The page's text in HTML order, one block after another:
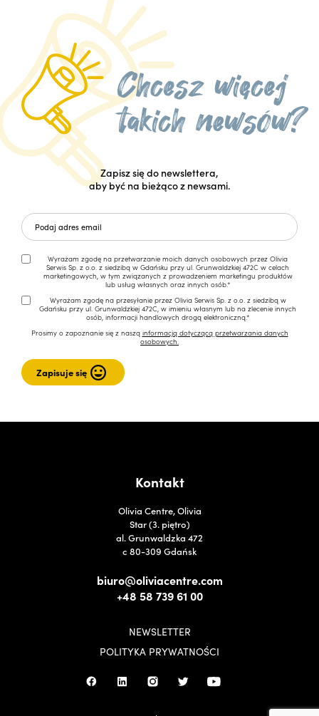
Zapisz się do newslettera,
aby być na bieżąco z newsami.
Wyrażam zgodę na przetwarzanie moich danych osobowych przez Olivia
Serwis Sp. z o.o. z siedzibą w Gdańsku przy ul. Grunwaldzkiej 472C w celach
marketingowych, w tym związanych z prowadzeniem marketingu produktów
lub usług własnych oraz innych osób.*
Wyrażam zgodę na przesyłanie przez Olivia Serwis Sp. z o.o. z siedzibą w
Gdańsku przy ul. Grunwaldzkiej 472C, w imieniu własnym lub na zlecenie innych
osób, informacji handlowych drogą elektroniczną.*
Prosimy o zapoznanie się z naszą informacją dotyczącą przetwarzania danych
osobowych.
Kontakt
Olivia Centre, Olivia
Star (3. piętro)
al. Grunwaldzka 472
c 80-309 Gdańsk
biuro@oliviacentre.com
+48 58 739 61 00
NEWSLETTER
POLITYKA PRYWATNOŚCI